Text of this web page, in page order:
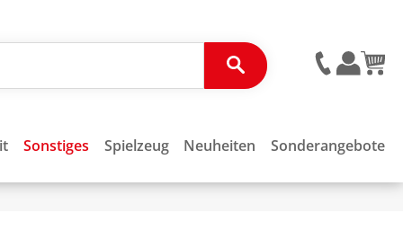
Sonstiges Spielzeug Neuheiten Sonderangebote